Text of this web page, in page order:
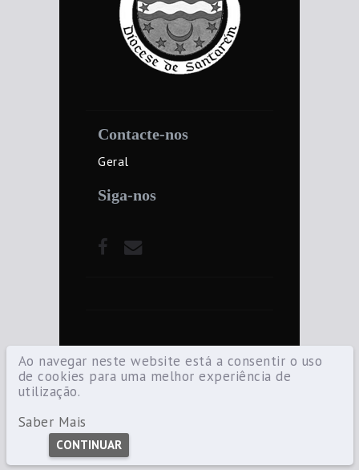
Ao navegar neste website está a consentir o uso
de cookies para uma melhor experiência de
utilização.
Saber Mais
CONTINUAR
Contacte-nos
Geral
Siga-nos
©2021 Diocese de Santarém — Todos os
direitos reservados.